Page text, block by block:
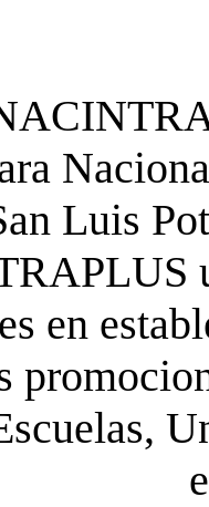
Luis
en